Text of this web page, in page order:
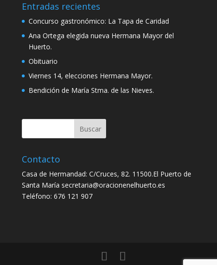
Entradas recientes
Concurso gastronómico: La Tapa de Caridad
Ana Ortega elegida nueva Hermana Mayor del
Huerto.
Obituario
Viernes 14, elecciones Hermana Mayor.
Bendición de María Stma. de las Nieves.
Contacto
Casa de Hermandad: C/Cruces, 82. 11500.El Puerto de
Santa María secretaria@oracionenelhuerto.es
Teléfono: 676 121 907